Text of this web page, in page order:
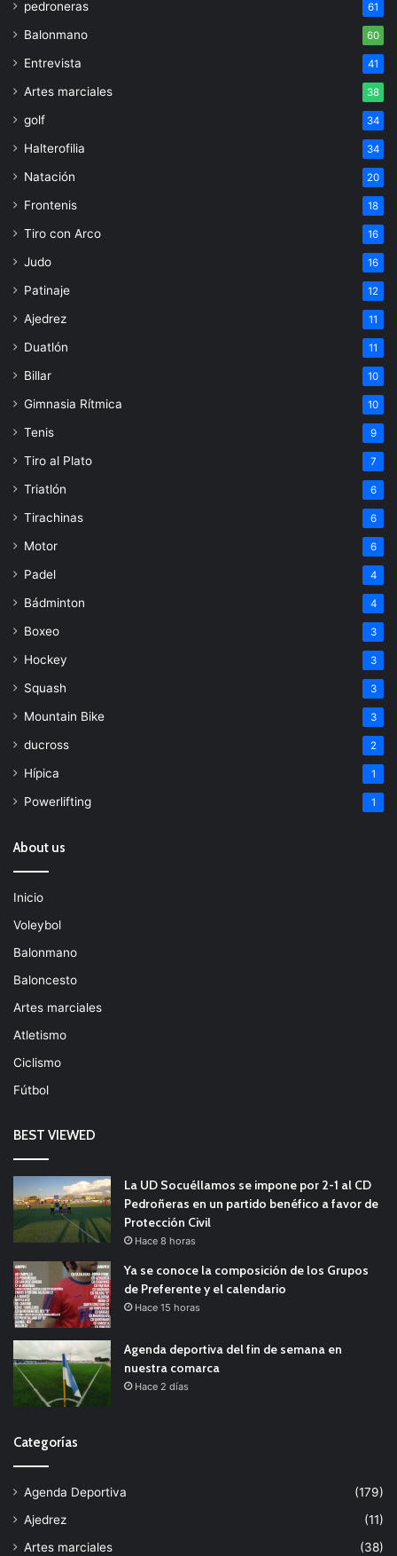
pedroneras 61
Balonmano 60
Entrevista 41
Artes marciales 38
golf 34
Halterofilia 34
Natación 20
Frontenis 18
Tiro con Arco 16
Judo 16
Patinaje 12
Ajedrez 11
Duatlón 11
Billar 10
Gimnasia Rítmica 10
Tenis 9
Tiro al Plato 7
Triatlón 6
Tirachinas 6
Motor 6
Padel 4
Bádminton 4
Boxeo 3
Hockey 3
Squash 3
Mountain Bike 3
ducross 2
Hípica 1
Powerlifting 1
About us
Inicio
Voleybol
Balonmano
Baloncesto
Artes marciales
Atletismo
Ciclismo
Fútbol
BEST VIEWED
La UD Socuéllamos se impone por 2-1 al CD
Pedroñeras en un partido benéfico a favor de
Protección Civil
Hace 8 horas
Ya se conoce la composición de los Grupos
de Preferente y el calendario
Hace 15 horas
Agenda deportiva del fin de semana en
nuestra comarca
Hace 2 días
Categorías
Agenda Deportiva
(179)
Ajedrez
(11)
Artes marciales
(38)